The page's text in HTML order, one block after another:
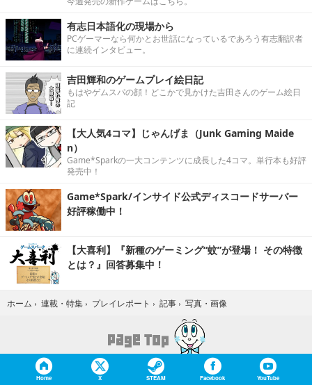
有志日本語化の現場から
PCゲーマーなら何かとお世話になっているであろう有志翻訳者
に連続インタビュー。
吉田輝和のゲームプレイ絵日記
もはやゲムスパの顔！どこかで見かけた吉田さんのゲーム絵日
記
【大人気4コマ】じゃんげま（Junk Gaming Maide
n）
Game*Sparkの一大コンテンツに成長した4コマ。単行本も好評
発売中！
Game*Spark/インサイド公式ディスコードサーバー
好評稼働中！
【大喜利】『新種のゲーミング“蚊”が登場！ その特徴
とは？』回答募集中！
ホーム › 連載・特集 › プレイレポート › 記事 › 写真・画像
Home X STEAM Facebook YouTube